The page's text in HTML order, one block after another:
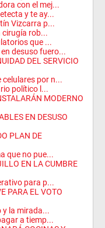
con el mej...
y te ay...
Vizcarra p...
cirugía rob...
que ...
desuso fuero...
DEL SERVICIO
celulares por n...
político l...
MODERNO
EN DESUSO
PLAN DE
que no pue...
EN LA CUMBRE
para p...
PARA EL VOTO
y la mirada...
a tiemp...